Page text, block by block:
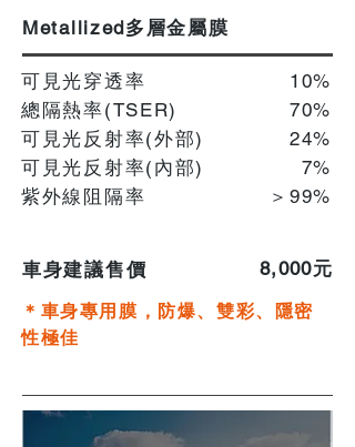
Metallized多層金屬膜
可見光穿透率
總隔熱率(TSER)
可見光反射率(外部)
可見光反射率(內部)
紫外線阻隔率
10%
70%
24%
​7%
＞99%
車身建議售價 ​8,000元
＊車身專用膜，防爆、雙彩、隱密
性極佳